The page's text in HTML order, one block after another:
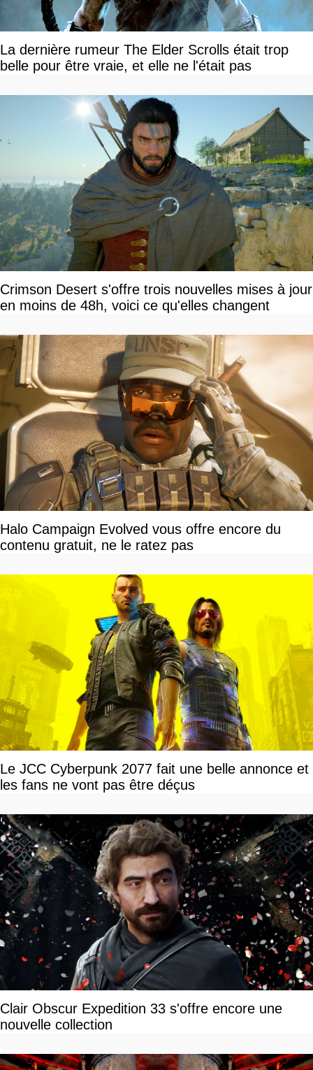
La dernière rumeur The Elder Scrolls était trop
belle pour être vraie, et elle ne l'était pas
Crimson Desert s'offre trois nouvelles mises à jour
en moins de 48h, voici ce qu'elles changent
Halo Campaign Evolved vous offre encore du
contenu gratuit, ne le ratez pas
Le JCC Cyberpunk 2077 fait une belle annonce et
les fans ne vont pas être déçus
Clair Obscur Expedition 33 s'offre encore une
nouvelle collection